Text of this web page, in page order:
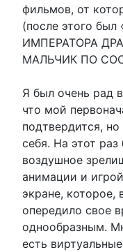
фильмов, от
(после этого
ИМПЕРАТОРА
МАЛЬЧИК ПО
Я был очень рад
что мой
подтвердится,
себя. На этот
воздушное
анимации и
экране, которое,
опередило свое
однообразным.
есть